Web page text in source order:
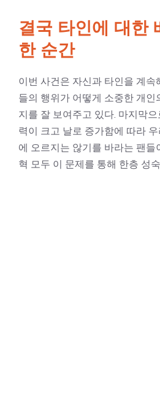
결국 타인에 대한
한 순간
이번 사건은 자신과 타인을 계
들의 행위가 어떻게 소중한 개인
지를 잘 보여주고 있다. 마지막
력이 크고 날로 증가함에 따라
에 오르지는 않기를 바라는 팬들
혁 모두 이 문제를 통해 한층 성